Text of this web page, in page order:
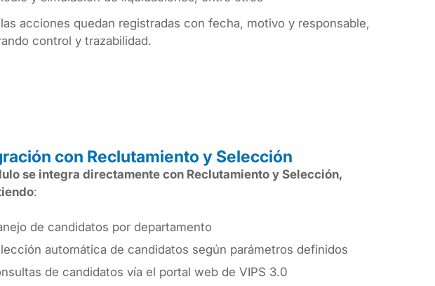
acciones quedan registradas con fecha, motivo y responsable,
control y trazabilidad.
con Reclutamiento y Selección
se integra directamente con Reclutamiento y Selección,
:
de candidatos por departamento
automática de candidatos según parámetros definidos
de candidatos vía el portal web de VIPS 3.0